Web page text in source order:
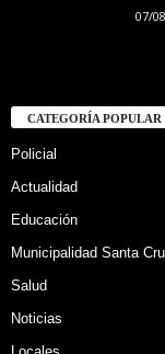
07/
CATEGORÍA POPULAR
Policial
Actualidad
Educación
Municipalidad Santa
Salud
Noticias